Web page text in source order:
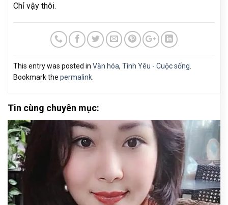
Chỉ vậy thôi.
This entry was posted in Văn hóa, Tình Yêu - Cuộc sống
Bookmark the permalink
Tin cùng chuyên mục: